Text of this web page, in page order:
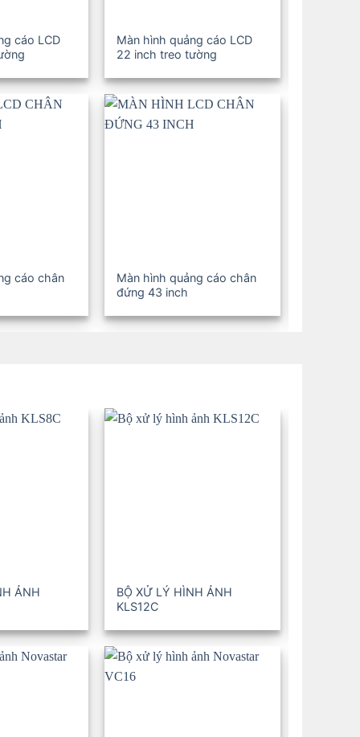
cáo LCD
Màn hình quảng cáo LCD
22 inch treo tường
cáo chân
Màn hình quảng cáo chân
đứng 43 inch
ẢNH
BỘ XỬ LÝ HÌNH ẢNH
KLS12C